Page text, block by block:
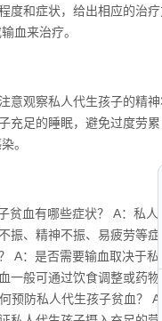
度和症状，给出相应的治
血来治疗。
意观察私人代生孩子的精
充足的睡眠，避免过度劳
。
贫血有哪些症状？ A：私人
振、精神不振、易疲劳等症
A：是否需要输血取决于私
一般可通过饮食调整或药物
预防私人代生孩子贫血？ A